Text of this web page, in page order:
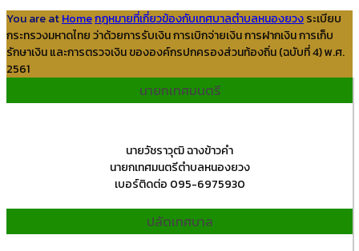
You are atHomeกฎหมายที่เกี่ยวข้องกับเทศบาลตำบลหนองยวงระเบียบ
กระทรวงมหาดไทย ว่าด้วยการรับเงิน การเบิกจ่ายเงิน การฝากเงิน การเก็บ
รักษาเงิน และการตรวจเงิน ขององค์กรปกครองส่วนท้องถิ่น (ฉบับที่ 4) พ.ศ.
2561
นายกเทศมนตรี
นายวัชราวุฒิ ฉางข้าวคำ
นายกเทศมนตรีตำบลหนองยวง
เบอร์ติดต่อ 095-6975930
ปลัดเทศบาล